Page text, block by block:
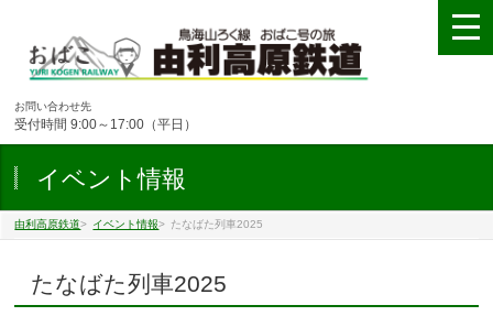
お問い合わせ先
受付時間 9:00～17:00（平日）
イベント情報
由利高原鉄道> イベント情報> たなばた列車2025
たなばた列車2025